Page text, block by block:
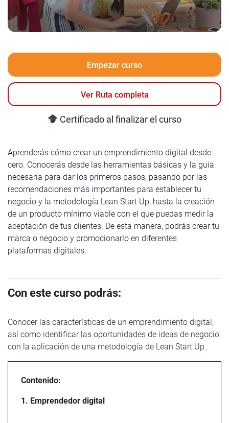
Empezar curso
Ver Ruta completa
Certificado al finalizar el curso
Aprenderás cómo crear un emprendimiento digital desde
cero. Conocerás desde las herramientas básicas y la guía
necesaria para dar los primeros pasos, pasando por las
recomendaciones más importantes para establecer tu
negocio y la metodología Lean Start Up, hasta la creación
de un producto mínimo viable con el que puedas medir la
aceptación de tus clientes. De esta manera, podrás crear tu
marca o negocio y promocionarlo en diferentes
plataformas digitales.
Con este curso podrás:
Conocer las características de un emprendimiento digital,
así como identificar las oportunidades de ideas de negocio
con la aplicación de una metodología de Lean Start Up.
Contenido:
1. Emprendedor digital